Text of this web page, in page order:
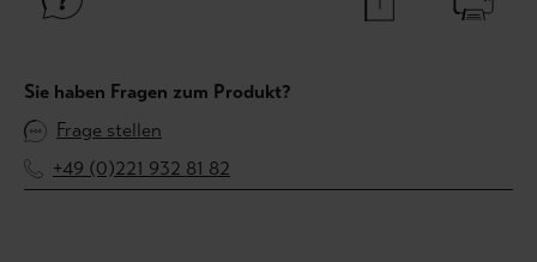
Sie haben Fragen zum Produkt?
Frage stellen
+49 (0)221 932 81 82